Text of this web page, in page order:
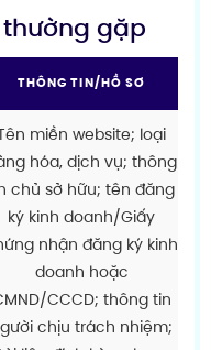
thường gặp
THÔNG TIN/HỒ SƠ
miền website; loại
hóa, dịch vụ; thông
chủ sở hữu; tên đăng
ký kinh doanh/Giấy
nhận đăng ký kinh
doanh hoặc
CCCD; thông tin
chịu trách nhiệm;